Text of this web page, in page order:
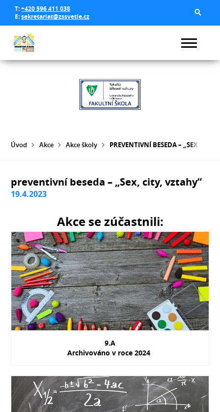
T:+420 596 411 038
E:sekretariat@zssvetle.cz
Úvod Akce Akce školy PREVENTIVNÍ BESEDA – „SEX, CITY,
preventivní beseda – „Sex, city, vztahy“
19.4.2023
Akce se zúčastnili:
9.A
Archivováno v roce 2024